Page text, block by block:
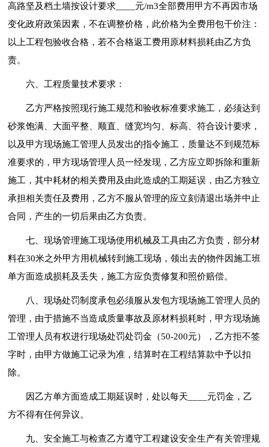
高路坚及档土墙按设计要求____元/m3全部费用甲方不再因市场
变化政府政策因素，不在调整价格，此价格为全费用包干价注：
以上工程包验收合格，若不合格返工费用原材料损耗由乙方负
责。
六、工程质量技术要求：
乙方严格按照现行施工规范和验收标准要求施工，必须达到
砂浆饱满、大面平整、顺直、缝宽均匀、标高、符合设计要求，
以及甲方现场施工管理人员发出的指令施工，质量达不到规范标
准要求的，甲方现场管理人员一经发现，乙方应立即拆除和重新
施工，其中耗材的相关费用及由此造成的工期延误，由乙方独立
承担相关责任及费用，乙方不服从管理的应立刻清退出场并中止
合同，产生的一切后果由乙方负责。
七、现场管理施工现场使用机械及工具由乙方负责，部分材
料在30米之外甲方用机械转到施工现场，领出去的物件因施工班
单方面造成损耗及丢失，施工方应负责修复和照价赔偿。
八、现场处罚制度承包必须服从发包方现场施工管理人员的
管理，由于措施不当造成质量事故及原材料损耗时，甲方现场施
工管理人员有权进行现场处罚处罚金（50-200元），乙方拒不签
字时，由甲方做施工记录为准，结算时在工程结算款中予以扣
除。
因乙方单方面造成工期延误时，处以每天____元罚金，乙
方不得有任何异议。
九、安全施工与检查乙方遵守工程建设安全生产有关管理规